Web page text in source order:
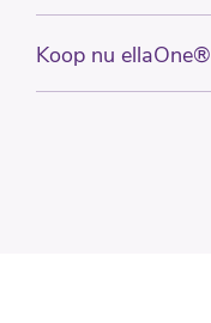
Koop nu ellaOne®